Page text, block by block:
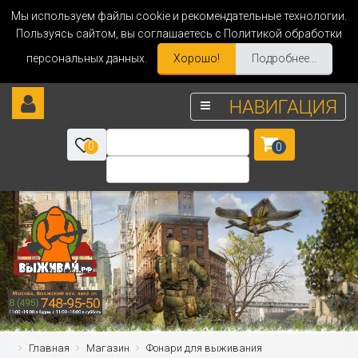
Мы используем файлы cookie и рекомендательные технологии.
Пользуясь сайтом, вы соглашаетесь с Политикой обработки
персональных данных.
Хорошо! Подробнее...
НАВИГАЦИЯ
0 0
Главная Магазин
Фонари для выживания